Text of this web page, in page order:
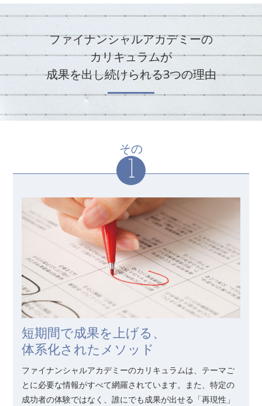
ファイナンシャルアカデミーの
カリキュラムが
成果を出し続けられる3つの理由
その
短期間で成果を上げる、
体系化されたメソッド
ファイナンシャルアカデミーのカリキュラムは、テーマご
とに必要な情報がすべて網羅されています。また、特定の
成功者の体験ではなく、誰にでも成果が出せる「再現性」